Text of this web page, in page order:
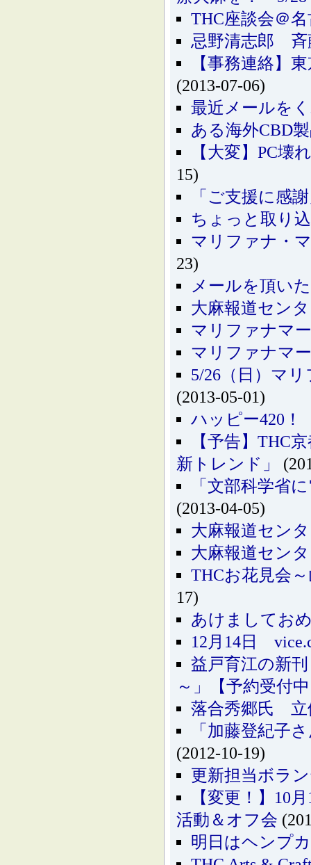
THC座談会＠
忌野清志郎
【事務連絡】
(2013-07-06)
最近メールを
ある海外CBD
【大変】PC壊
15)
「ご支援に感
ちょっと取り
マリファナ・
23)
メールを頂い
大麻報道セン
マリファナマ
マリファナマ
5/26（日）マ
(2013-05-01)
ハッピー420
【予告】THC
新トレンド」
「文部科学省
(2013-04-05)
大麻報道セン
大麻報道セン
THCお花見会
17)
あけましてお
12月14日
益戸育江の新
～」【予約受付
落合秀郷氏 立
「加藤登紀子
(2012-10-19)
更新担当ボラ
【変更！】10
活動＆オフ会
明日はヘンプ